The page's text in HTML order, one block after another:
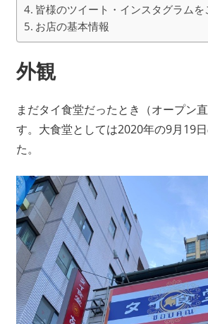
皆様のツイート・インスタグラムを
お店の基本情報
外観
まだタイ食堂だったとき（オープン
す。大食堂としては2020年の9月19
た。